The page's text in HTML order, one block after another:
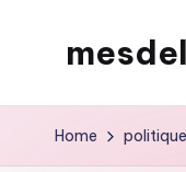
:
Home politique